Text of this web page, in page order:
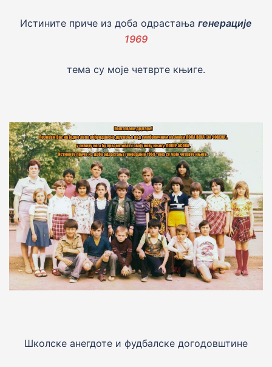
Истините приче из доба одрастања генерациjе
1969
тема су моjе четврте књиге.
Школске анегдоте и фудбалске догодовштине